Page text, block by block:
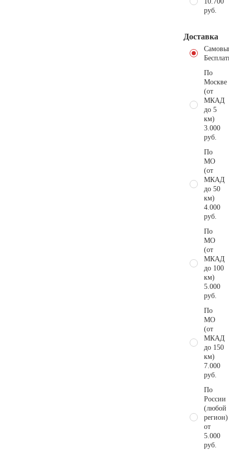
руб.
Доставка
По
Москве
(от
МКАД
до 5
км)
3.000
руб.
По
МО
(от
МКАД
до 50
км)
4.000
руб.
По
МО
(от
МКАД
до 100
км)
5.000
руб.
По
МО
(от
МКАД
до 150
км)
7.000
руб.
По
России
(любой
регион)
от
5.000
руб.